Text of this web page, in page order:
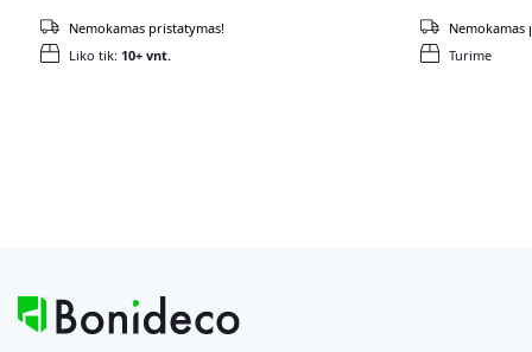
Liko tik: 10+ vnt.
Nemokamas pristatymas!
Turime
Nemokamas